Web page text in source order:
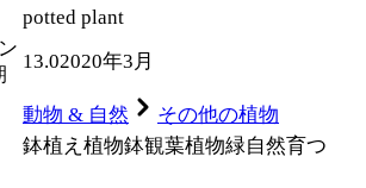
potted plant
13.02020年3月
動物 & 自然
その他の植物
鉢植え 植物鉢観葉植物緑自然育つ